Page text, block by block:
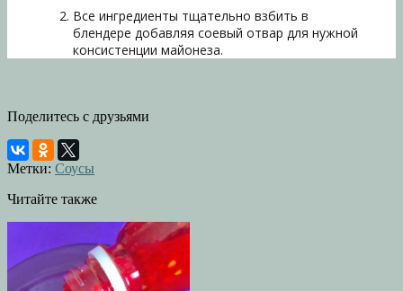
Все ингредиенты тщательно взбить в
блендере добавляя соевый отвар для нужной
консистенции майонеза.
Поделитесь с друзьями
Метки: Соусы
Читайте также